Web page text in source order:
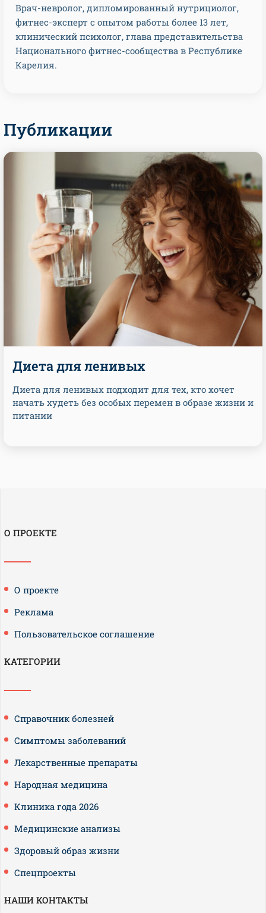
Врач-невролог, дипломированный нутрициолог,
фитнес-эксперт с опытом работы более 13 лет,
клинический психолог, глава представительства
Национального фитнес-сообщества в Республике
Карелия.
Публикации
Диета для ленивых
Диета для ленивых подходит для тех, кто хочет
начать худеть без особых перемен в образе жизни и
питании
О ПРОЕКТЕ
О проекте
Реклама
Пользовательское соглашение
КАТЕГОРИИ
Справочник болезней
Симптомы заболеваний
Лекарственные препараты
Народная медицина
Клиника года 2026
Медицинские анализы
Здоровый образ жизни
Спецпроекты
НАШИ КОНТАКТЫ